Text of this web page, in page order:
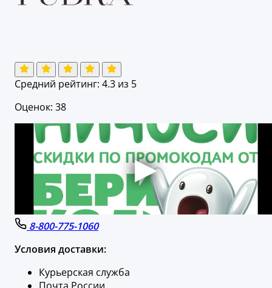
Средний рейтинг: 4.3 из 5
Оценок: 38
8-800-775-1060
Условия доставки:
Курьерская служба